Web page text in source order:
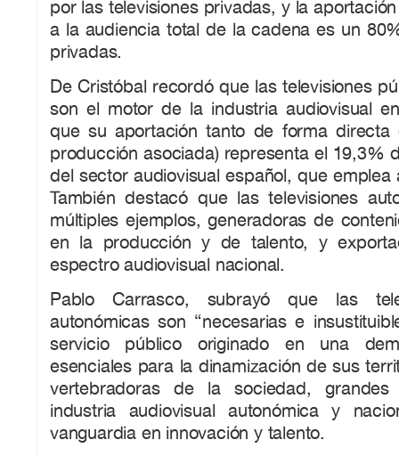
por las televisiones privadas, y la
a la audiencia total de la cadena es un
privadas.
De Cristóbal recordó que las televisiones
son el motor de la industria audiovisual
que su aportación tanto de forma directa
producción asociada) representa el 19,3%
del sector audiovisual español, que emplea
También destacó que las televisiones
múltiples ejemplos, generadoras de
en la producción y de talento, y
espectro audiovisual nacional.
Pablo Carrasco, subrayó que las
autonómicas son “necesarias e
servicio público originado en una
esenciales para la dinamización de sus
vertebradoras de la sociedad,
industria audiovisual autonómica y
vanguardia en innovación y talento.